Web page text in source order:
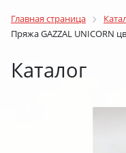
Главная страница
Пряжа GAZZAL UNICORN
Каталог